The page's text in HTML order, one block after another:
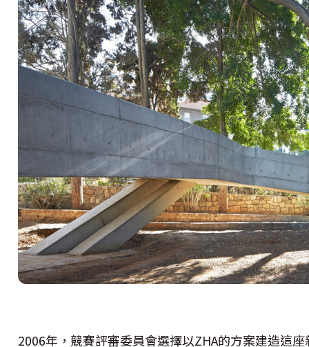
2006年，競賽評審委員會選擇以ZHA的方案建造這